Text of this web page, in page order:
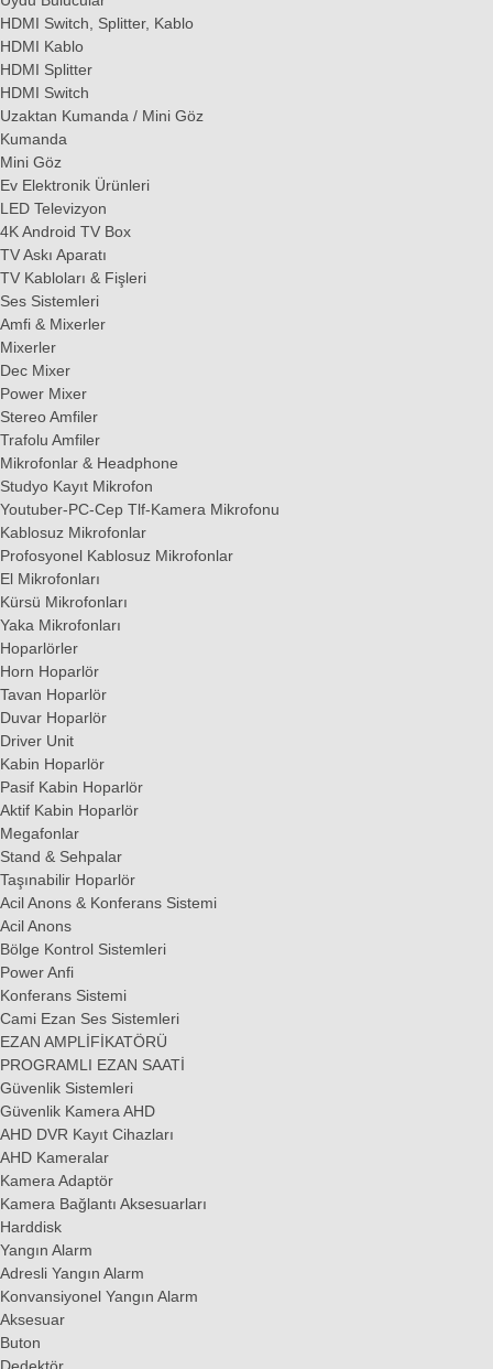
HDMI Switch, Splitter, Kablo
HDMI Kablo
HDMI Splitter
HDMI Switch
Uzaktan Kumanda / Mini Göz
Kumanda
Mini Göz
Ev Elektronik Ürünleri
LED Televizyon
4K Android TV Box
TV Askı Aparatı
TV Kabloları & Fişleri
Ses Sistemleri
Amfi & Mixerler
Mixerler
Dec Mixer
Power Mixer
Stereo Amfiler
Trafolu Amfiler
Mikrofonlar & Headphone
Studyo Kayıt Mikrofon
Youtuber-PC-Cep Tlf-Kamera Mikrofonu
Kablosuz Mikrofonlar
Profosyonel Kablosuz Mikrofonlar
El Mikrofonları
Kürsü Mikrofonları
Yaka Mikrofonları
Hoparlörler
Horn Hoparlör
Tavan Hoparlör
Duvar Hoparlör
Driver Unit
Kabin Hoparlör
Pasif Kabin Hoparlör
Aktif Kabin Hoparlör
Megafonlar
Stand & Sehpalar
Taşınabilir Hoparlör
Acil Anons & Konferans Sistemi
Acil Anons
Bölge Kontrol Sistemleri
Power Anfi
Konferans Sistemi
Cami Ezan Ses Sistemleri
EZAN AMPLİFİKATÖRÜ
PROGRAMLI EZAN SAATİ
Güvenlik Sistemleri
Güvenlik Kamera AHD
AHD DVR Kayıt Cihazları
AHD Kameralar
Kamera Adaptör
Kamera Bağlantı Aksesuarları
Harddisk
Yangın Alarm
Adresli Yangın Alarm
Konvansiyonel Yangın Alarm
Aksesuar
Buton